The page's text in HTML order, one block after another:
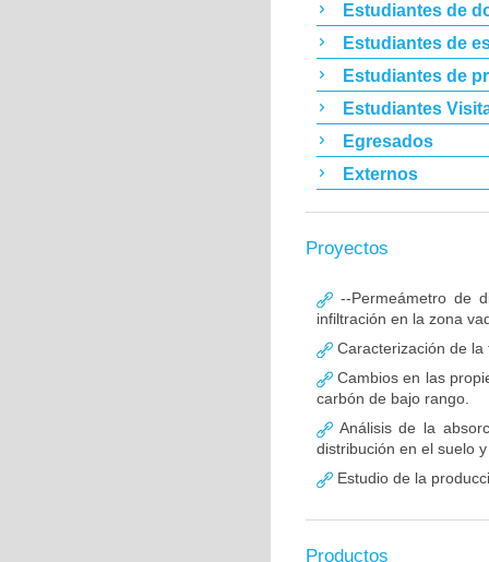
Estudiantes de
Estudiantes de
Estudiantes de
Estudiantes
Egresados
Externos
Proyectos
--Permeámetro de
infiltración en la zona
Caracterización de
Cambios en las
carbón de bajo rango.
Análisis de la
distribución en el suelo
Estudio de la
Productos